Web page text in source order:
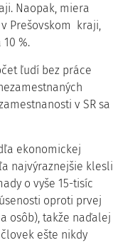
Naopak, miera
Prešovskom kraji,
%.
ľudí bez práce
v SR sa
ekonomickej
najvýraznejšie klesli
o vyše 15-tisíc
oproti prvej
osôb), takže naďalej
ešte nikdy